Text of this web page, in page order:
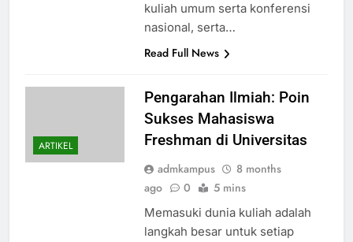
kuliah umum serta konferensi
nasional, serta…
Read Full News
ARTIKEL
Pengarahan Ilmiah: Poin
Sukses Mahasiswa
Freshman di Universitas
admkampus
8 months
ago
0 5 mins
Memasuki dunia kuliah adalah
langkah besar untuk setiap